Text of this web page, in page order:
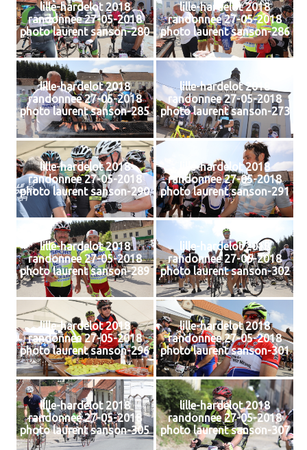
lille-hardelot 2018
randonnee 27-05-2018
photo laurent sanson-280
lille-hardelot 2018
randonnee 27-05-2018
photo laurent sanson-286
lille-hardelot 2018
randonnee 27-05-2018
photo laurent sanson-285
lille-hardelot 2018
randonnee 27-05-2018
photo laurent sanson-273
lille-hardelot 2018
randonnee 27-05-2018
photo laurent sanson-290
lille-hardelot 2018
randonnee 27-05-2018
photo laurent sanson-291
lille-hardelot 2018
randonnee 27-05-2018
photo laurent sanson-289
lille-hardelot 2018
randonnee 27-05-2018
photo laurent sanson-302
lille-hardelot 2018
randonnee 27-05-2018
photo laurent sanson-296
lille-hardelot 2018
randonnee 27-05-2018
photo laurent sanson-301
lille-hardelot 2018
randonnee 27-05-2018
photo laurent sanson-305
lille-hardelot 2018
randonnee 27-05-2018
photo laurent sanson-307